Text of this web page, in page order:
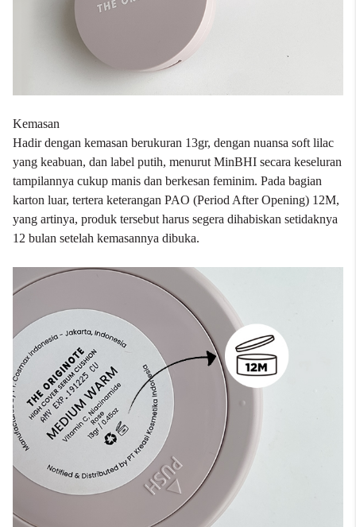
Kemasan
Hadir dengan kemasan berukuran 13gr, dengan nuansa soft lilac
yang keabuan, dan label putih, menurut MinBHI secara keseluran
tampilannya cukup manis dan berkesan feminim. Pada bagian
karton luar, tertera keterangan PAO (Period After Opening) 12M,
yang artinya, produk tersebut harus segera dihabiskan setidaknya
12 bulan setelah kemasannya dibuka.